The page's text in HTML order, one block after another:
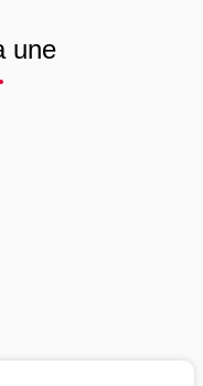
une